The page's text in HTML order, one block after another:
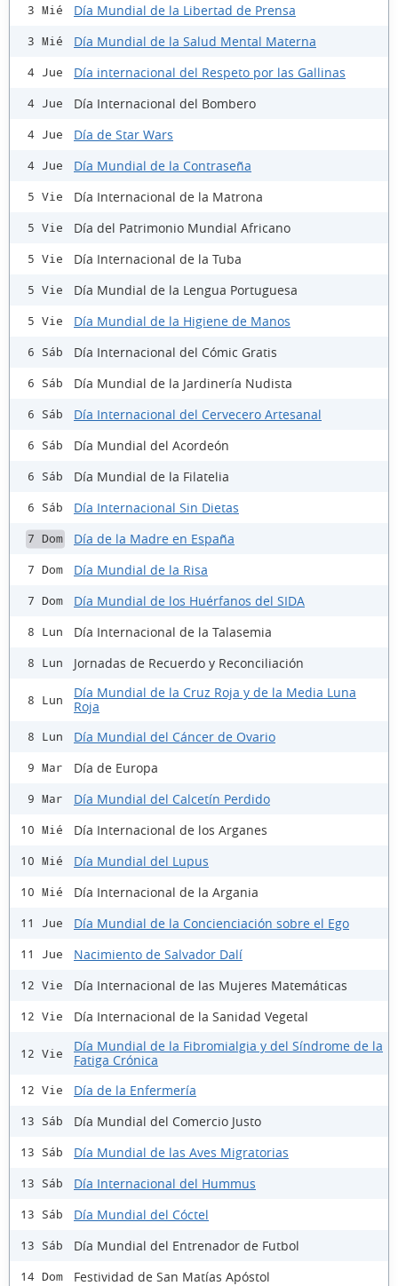
3 Mié Día Mundial de la Libertad de Prensa
3 Mié Día Mundial de la Salud Mental Materna
4 Jue Día internacional del Respeto por las Gallinas
4 Jue Día Internacional del Bombero
4 Jue Día de Star Wars
4 Jue Día Mundial de la Contraseña
5 Vie Día Internacional de la Matrona
5 Vie Día del Patrimonio Mundial Africano
5 Vie Día Internacional de la Tuba
5 Vie Día Mundial de la Lengua Portuguesa
5 Vie Día Mundial de la Higiene de Manos
6 Sáb Día Internacional del Cómic Gratis
6 Sáb Día Mundial de la Jardinería Nudista
6 Sáb Día Internacional del Cervecero Artesanal
6 Sáb Día Mundial del Acordeón
6 Sáb Día Mundial de la Filatelia
6 Sáb Día Internacional Sin Dietas
7 Dom Día de la Madre en España
7 Dom Día Mundial de la Risa
7 Dom Día Mundial de los Huérfanos del SIDA
8 Lun Día Internacional de la Talasemia
8 Lun Jornadas de Recuerdo y Reconciliación
8 Lun
Día Mundial de la Cruz Roja y de la Media Luna
Roja
8 Lun Día Mundial del Cáncer de Ovario
9 Mar Día de Europa
9 Mar Día Mundial del Calcetín Perdido
10 Mié Día Internacional de los Arganes
10 Mié Día Mundial del Lupus
10 Mié Día Internacional de la Argania
11 Jue Día Mundial de la Concienciación sobre el Ego
11 Jue Nacimiento de Salvador Dalí
12 Vie Día Internacional de las Mujeres Matemáticas
12 Vie Día Internacional de la Sanidad Vegetal
12 Vie
Día Mundial de la Fibromialgia y del Síndrome de la
Fatiga Crónica
12 Vie Día de la Enfermería
13 Sáb Día Mundial del Comercio Justo
13 Sáb Día Mundial de las Aves Migratorias
13 Sáb Día Internacional del Hummus
13 Sáb Día Mundial del Cóctel
13 Sáb Día Mundial del Entrenador de Futbol
14 Dom Festividad de San Matías Apóstol